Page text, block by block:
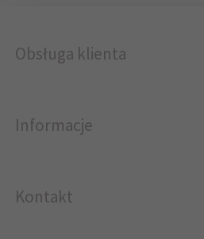
Obsługa klienta
Informacje
Kontakt